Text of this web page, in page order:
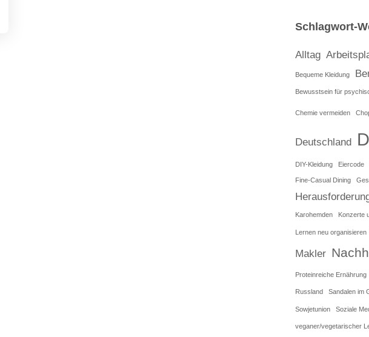
Schlagwort-
Alltag
Bequeme Kleidung
Bewusstsein für
Chemie vermeiden
Deutschland
DIY-Kleidung Eiercode
Fine-Casual Dining
Karohemden Konzerte
Lernen neu organisieren
Makler
Proteinreiche Ernährung
Russland Sandalen im
Sowjetunion Soziale
veganer/vegetarischer